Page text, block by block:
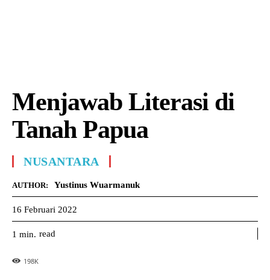
Menjawab Literasi di
Tanah Papua
NUSANTARA
AUTHOR: Yustinus Wuarmanuk
16 Februari 2022
1 min. read
198K